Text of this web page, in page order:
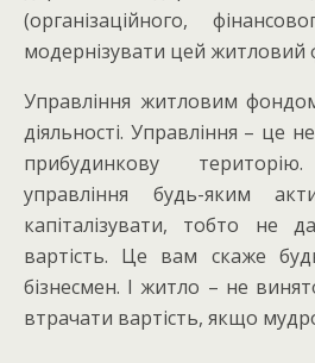
(організаційного,
модернізувати цей
Управління житловим
діяльності. Управління – це
прибудинкову
управління будь-яким
капіталізувати, тобто не
вартість. Це вам скаже
бізнесмен. І житло – не
втрачати вартість, якщо